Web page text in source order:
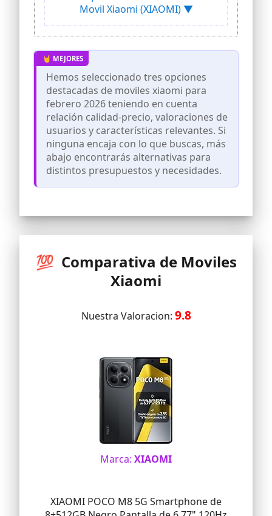
Movil Xiaomi (XIAOMI) ▼
Hemos seleccionado tres opciones
destacadas de moviles xiaomi para
febrero 2026 teniendo en cuenta
relación calidad-precio, valoraciones de
usuarios y características relevantes. Si
ninguna encaja con lo que buscas, más
abajo encontrarás alternativas para
distintos presupuestos y necesidades.
💯 Comparativa de Moviles
Xiaomi
Nuestra Valoracion: 9.8
Marca: XIAOMI
XIAOMI POCO M8 5G Smartphone de